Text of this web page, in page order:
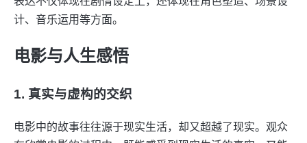
计、音乐运用等方面。
电影与人生感悟
1. 真实与虚构的交织
电影中的故事往往源于现实生活，却又超越了现实。观众